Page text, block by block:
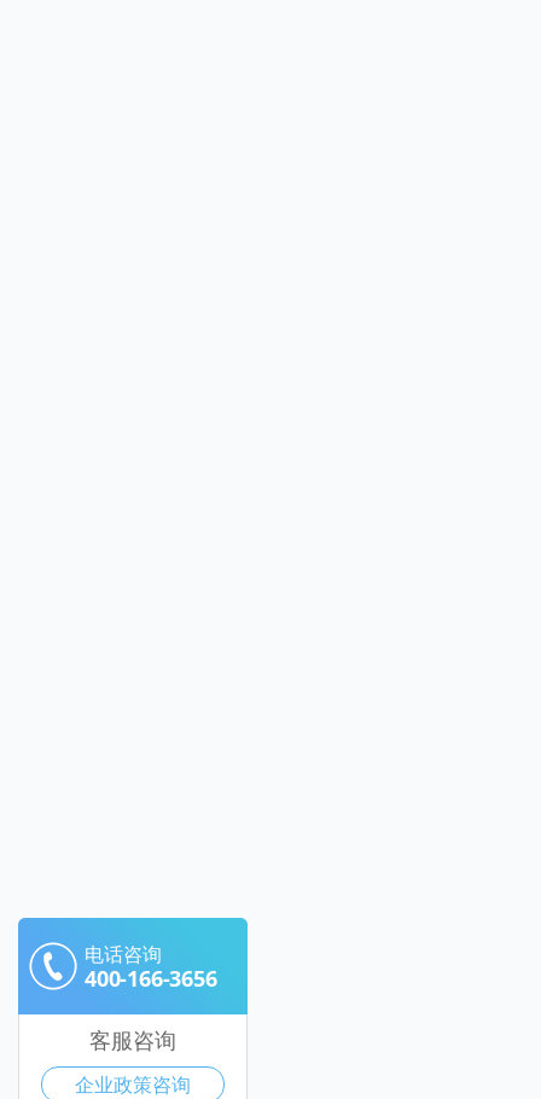
电话咨询
400-166-3656
客服咨询
企业政策咨询